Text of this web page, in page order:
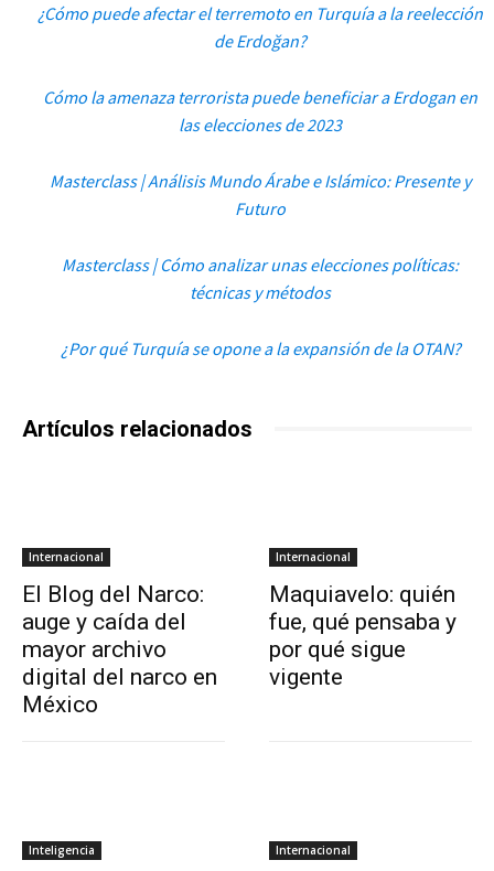
¿Cómo puede afectar el terremoto en Turquía a la reelección
de Erdoğan?
Cómo la amenaza terrorista puede beneficiar a Erdogan en
las elecciones de 2023
Masterclass | Análisis Mundo Árabe e Islámico: Presente y
Futuro
Masterclass | Cómo analizar unas elecciones políticas:
técnicas y métodos
¿Por qué Turquía se opone a la expansión de la OTAN?
Artículos relacionados
Internacional
El Blog del Narco:
auge y caída del
mayor archivo
digital del narco en
México
Internacional
Maquiavelo: quién
fue, qué pensaba y
por qué sigue
vigente
Inteligencia Internacional